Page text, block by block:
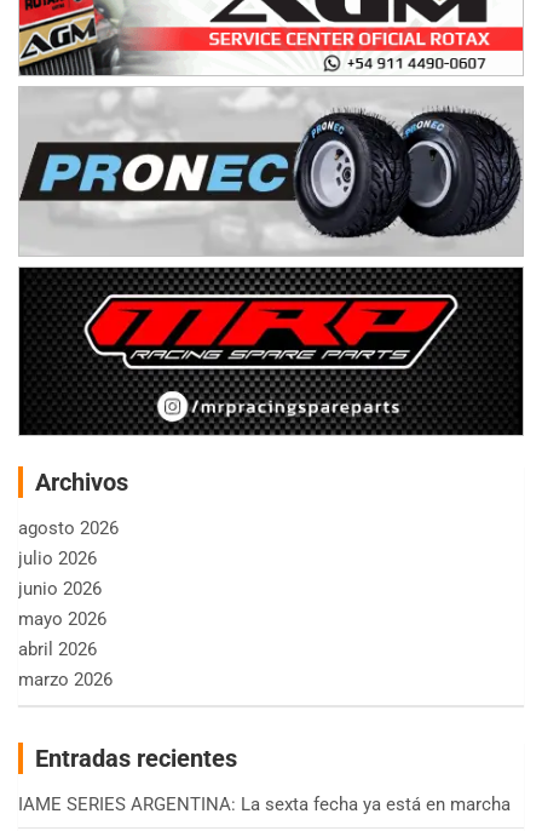
Archivos
agosto 2026
julio 2026
junio 2026
mayo 2026
abril 2026
marzo 2026
Entradas recientes
IAME SERIES ARGENTINA: La sexta fecha ya está en marcha